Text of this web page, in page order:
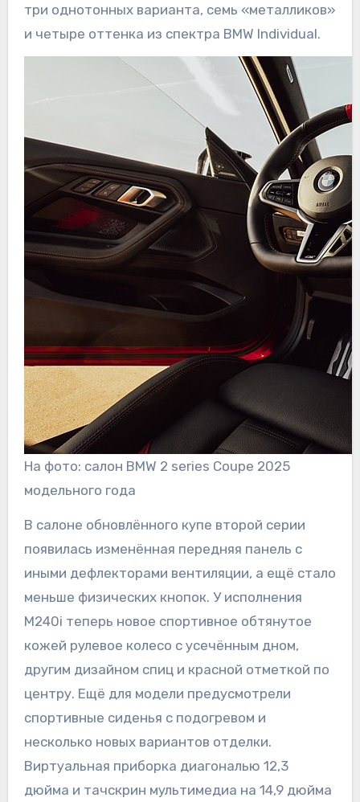
три однотонных варианта, семь «металликов»
и четыре оттенка из спектра BMW Individual.
На фото: салон BMW 2 series Coupe 2025
модельного года
В салоне обновлённого купе второй серии
появилась изменённая передняя панель с
иными дефлекторами вентиляции, а ещё стало
меньше физических кнопок. У исполнения
M240i теперь новое спортивное обтянутое
кожей рулевое колесо с усечённым дном,
другим дизайном спиц и красной отметкой по
центру. Ещё для модели предусмотрели
спортивные сиденья с подогревом и
несколько новых вариантов отделки.
Виртуальная приборка диагональю 12,3
дюйма и тачскрин мультимедиа на 14,9 дюйма